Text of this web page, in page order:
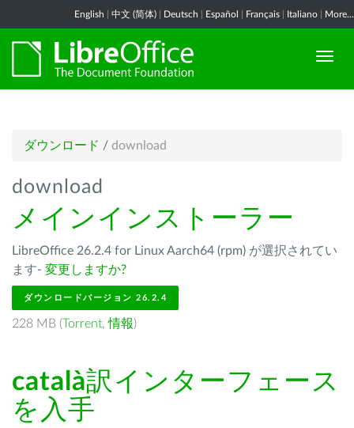
English 中文 (简体) Deutsch Español Français Italiano More...
ダウンロード / download
download
メインインストーラー
LibreOffice 26.2.4 for Linux Aarch64 (rpm) が選択されてい
ます- 変更しますか?
ダウンロードバージョン 26.2.4
228 MB (Torrent,情報)
català訳インターフェース
を入手